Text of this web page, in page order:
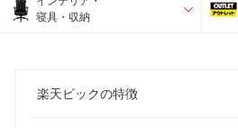
寝具・収納
楽天ビックの特徴